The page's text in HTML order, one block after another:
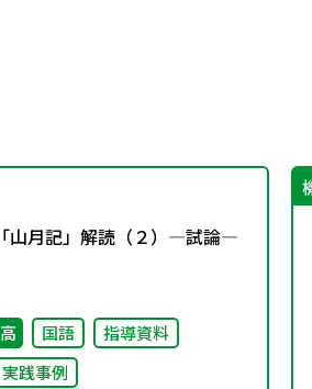
「山月記」解読（２）―試論―
高 国語
指導資料
実践事例